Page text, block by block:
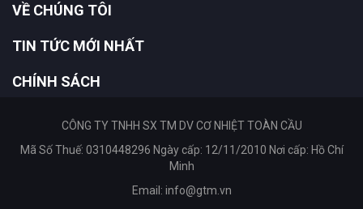
VỀ CHÚNG TÔI
TIN TỨC MỚI NHẤT
CHÍNH SÁCH
CÔNG TY TNHH SX TM DV CƠ NHIỆT TOÀN CẦU
Mã Số Thuế: 0310448296 Ngày cấp: 12/11/2010 Nơi cấp: Hồ Chí
Minh
Email: info@gtm.vn